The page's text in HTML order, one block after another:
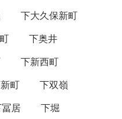
下大久保新町
下奥井
下新西町
町
下双嶺
居
下堀